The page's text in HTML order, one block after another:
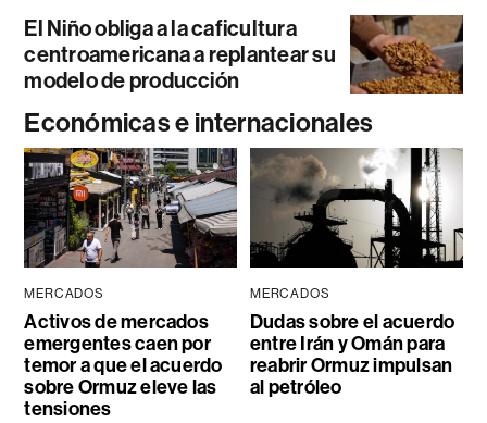
El Niño obliga a la caficultura
centroamericana a replantear su
modelo de producción
Económicas e internacionales
MERCADOS
Activos de mercados
emergentes caen por
temor a que el acuerdo
sobre Ormuz eleve las
tensiones
MERCADOS
Dudas sobre el acuerdo
entre Irán y Omán para
reabrir Ormuz impulsan
al petróleo